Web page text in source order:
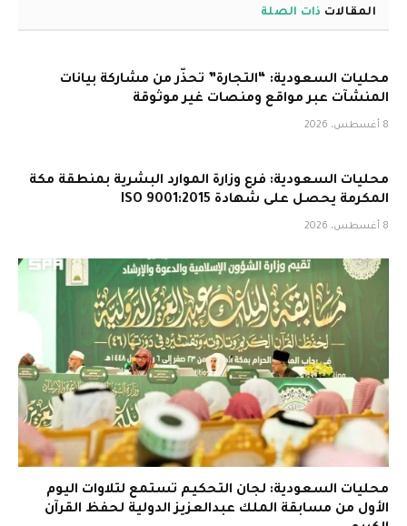
المقالات ذات الصلة
محليات السعودية: “التجارة” تحذّر من مشاركة بيانات
المنشآت عبر مواقع ومنصات غير موثوقة
8 أغسطس، 2026
محليات السعودية: فرع وزارة الموارد البشرية بمنطقة مكة
المكرمة يحصل على شهادة ISO 9001:2015
8 أغسطس، 2026
محليات السعودية: لجان التحكيم تستمع لتلاوات اليوم
الأول من مسابقة الملك عبدالعزيز الدولية لحفظ القرآن